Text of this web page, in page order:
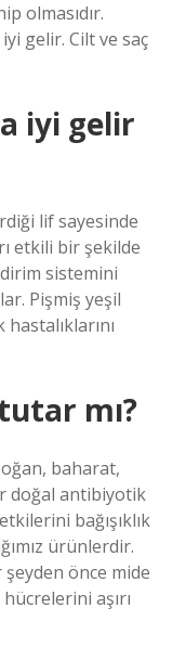
olmasıdır.
gelir. Cilt ve saç
iyi gelir
lif sayesinde
etkili bir şekilde
sistemini
Pişmiş yeşil
mı?
baharat,
doğal antibiyotik
bağışıklık
ürünlerdir.
şeyden önce mide
hücrelerini aşırı